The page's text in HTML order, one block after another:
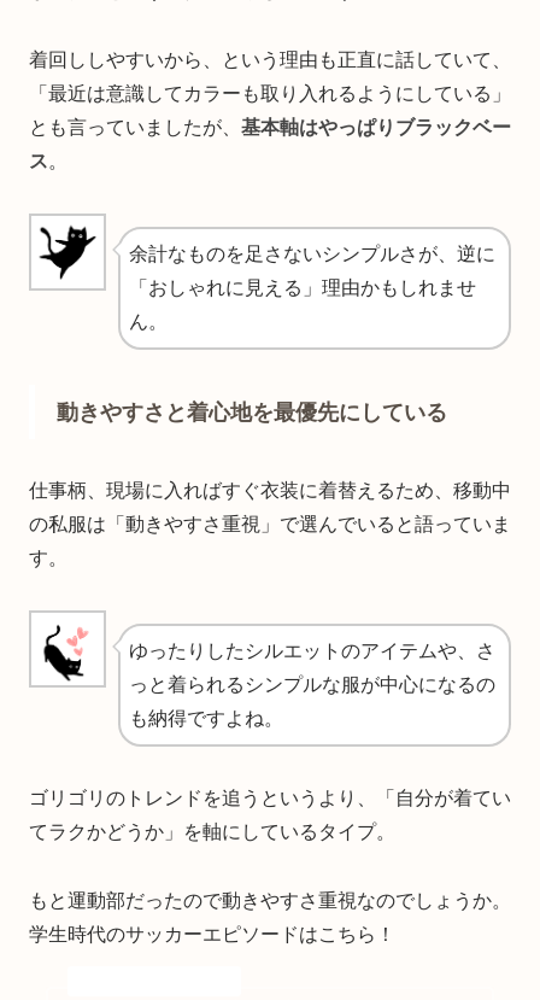
着回ししやすいから、という理由も正直に話していて、
「最近は意識してカラーも取り入れるようにしている」
とも言っていましたが、 基本軸はやっぱりブラックベー
ス。
余計なものを足さないシンプルさが、逆に
「おしゃれに見える」理由かもしれませ
ん。
動きやすさと着心地を最優先にしている
仕事柄、現場に入ればすぐ衣装に着替えるため、移動中
の私服は「動きやすさ重視」で選んでいると語っていま
す。
ゆったりしたシルエットのアイテムや、さ
っと着られるシンプルな服が中心になるの
も納得ですよね。
ゴリゴリのトレンドを追うというより、「自分が着てい
てラクかどうか」を軸にしているタイプ。
もと運動部だったので動きやすさ重視なのでしょうか。
学生時代のサッカーエピソードはこちら！